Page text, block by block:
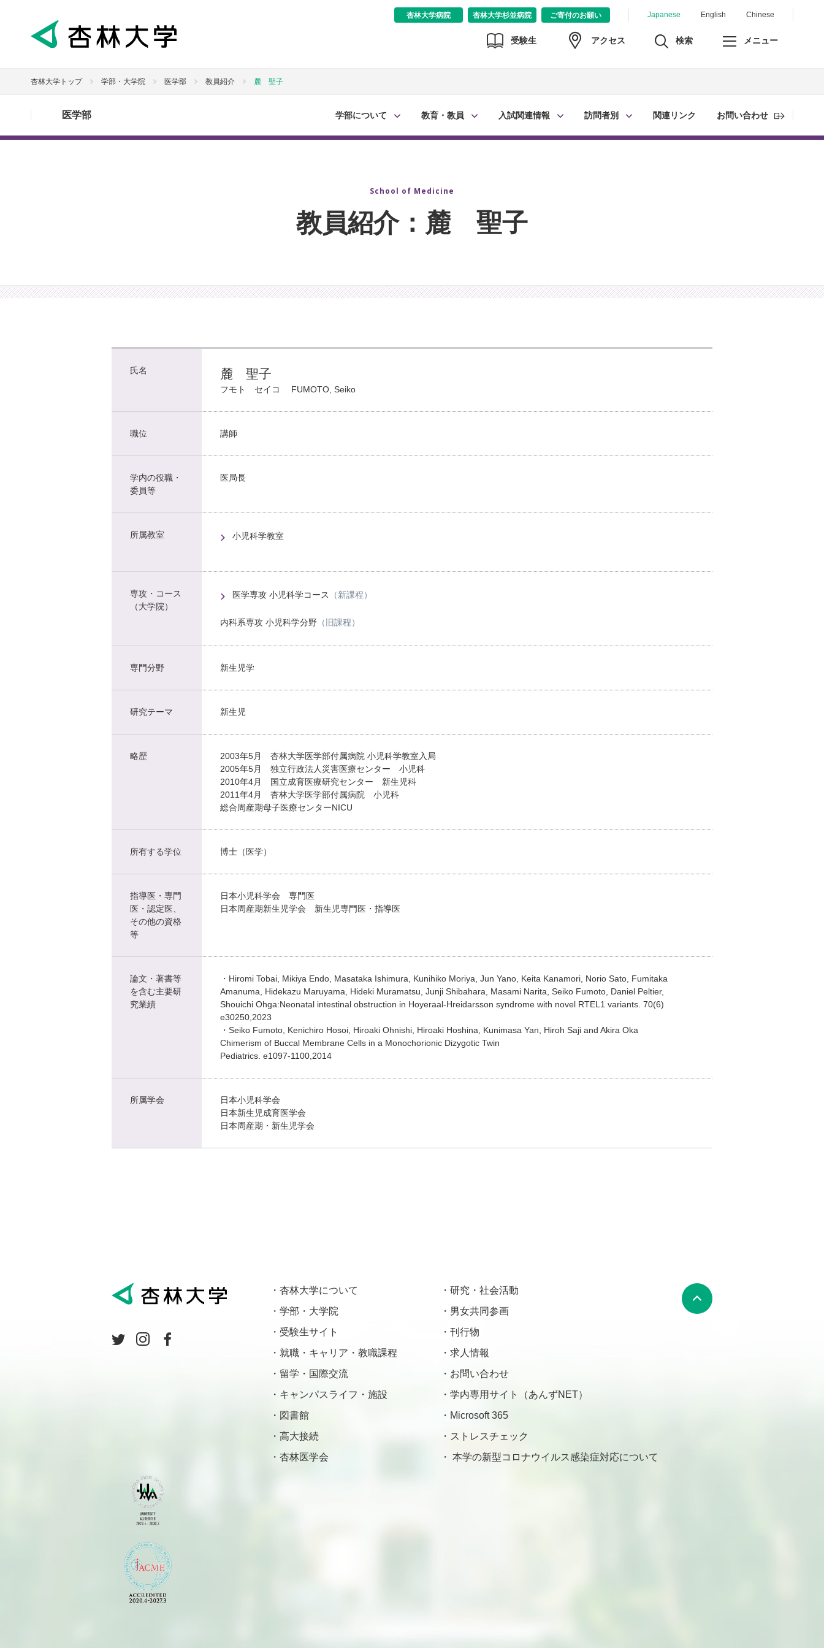
Japanese English Chinese
杏林大学病院 杏林大学杉並病院 ご寄付のお願い
受験生 アクセス 検索 メニュー
杏林大学トップ 学部・大学院 医学部 教員紹介 麓 聖子
医学部 学部について 教育・教員 入試関連情報 訪問者別 関連リンク お問い合わせ
School of Medicine
教員紹介：麓 聖子
氏名 麓 聖子
フモト セイコ FUMOTO, Seiko
職位 講師
学内の役職・
委員等
医局長
所属教室 小児科学教室
専攻・コース
（大学院）
医学専攻 小児科学コース （新課程）
内科系専攻 小児科学分野 （旧課程）
専門分野 新生児学
研究テーマ 新生児
略歴
2003年5月 杏林大学医学部付属病院 小児科学教室入局
2005年5月 独立行政法人災害医療センター 小児科
2010年4月 国立成育医療研究センター 新生児科
2011年4月 杏林大学医学部付属病院 小児科
総合周産期母子医療センターNICU
所有する学位 博士（医学）
指導医・専門
医・認定医、
その他の資格
等
日本小児科学会 専門医
日本周産期新生児学会 新生児専門医・指導医
論文・著書等
を含む主要研
究業績
・Hiromi Tobai, Mikiya Endo, Masataka Ishimura, Kunihiko Moriya, Jun Yano, Keita Kanamori, Norio Sato, Fumitaka
Amanuma, Hidekazu Maruyama, Hideki Muramatsu, Junji Shibahara, Masami Narita, Seiko Fumoto, Daniel Peltier,
Shouichi Ohga:Neonatal intestinal obstruction in Hoyeraal-Hreidarsson syndrome with novel RTEL1 variants. 70(6)
e30250,2023
・Seiko Fumoto, Kenichiro Hosoi, Hiroaki Ohnishi, Hiroaki Hoshina, Kunimasa Yan, Hiroh Saji and Akira Oka
Chimerism of Buccal Membrane Cells in a Monochorionic Dizygotic Twin
Pediatrics. e1097-1100,2014
所属学会
日本小児科学会
日本新生児成育医学会
日本周産期・新生児学会
杏林大学について
学部・大学院
受験生サイト
就職・キャリア・教職課程
留学・国際交流
キャンパスライフ・施設
図書館
高大接続
杏林医学会
研究・社会活動
男女共同参画
刊行物
求人情報
お問い合わせ
学内専用サイト（あんずNET）
Microsoft 365
ストレスチェック
本学の新型コロナウイルス感染症対応について